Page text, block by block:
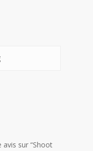
avis sur “Shoot